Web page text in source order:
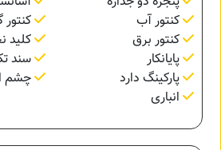
کنتور آب
کنتور
کنتور برق
کلید
پایانکار
سند
پارکینگ دارد
چشم
انباری